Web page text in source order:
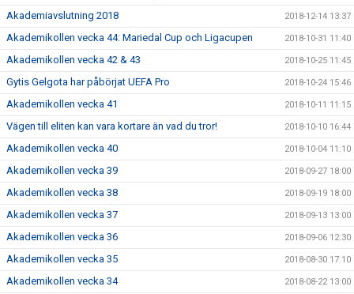
Akademiavslutning 2018 2018-12-14 13:37
Akademikollen vecka 44: Mariedal Cup och Ligacupen 2018-10-31 11:40
Akademikollen vecka 42 & 43 2018-10-25 11:45
Gytis Gelgota har påbörjat UEFA Pro 2018-10-24 15:46
Akademikollen vecka 41 2018-10-11 11:15
Vägen till eliten kan vara kortare än vad du tror! 2018-10-10 16:44
Akademikollen vecka 40 2018-10-04 11:10
Akademikollen vecka 39 2018-09-27 18:00
Akademikollen vecka 38 2018-09-19 18:00
Akademikollen vecka 37 2018-09-13 13:00
Akademikollen vecka 36 2018-09-06 12:30
Akademikollen vecka 35 2018-08-30 17:10
Akademikollen vecka 34 2018-08-22 13:00